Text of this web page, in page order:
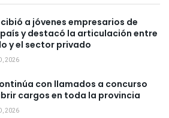
a jóvenes empresarios de
y destacó la articulación entre
y el sector privado
2026
con llamados a concurso
cargos en toda la provincia
2026